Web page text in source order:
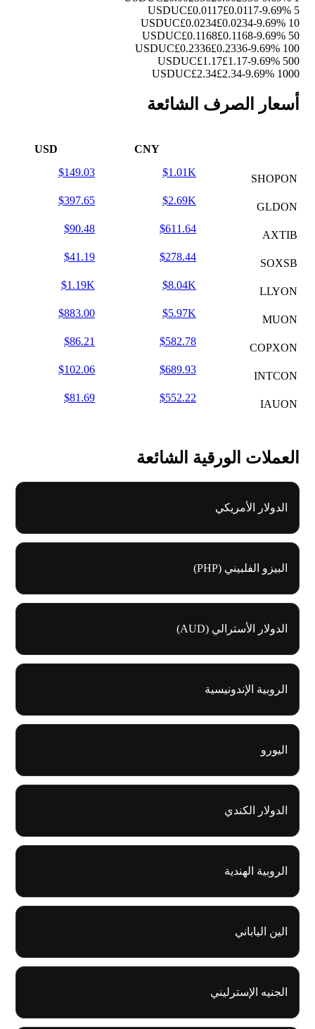
5 USDUC
£0.0117£0.0117-9.69%
10 USDUC
£0.0234£0.0234-9.69%
50 USDUC
£0.1168£0.1168-9.69%
100 USDUC
£0.2336£0.2336-9.69%
500 USDUC
£1.17£1.17-9.69%
1000 USDUC
£2.34£2.34-9.69%
أسعار الصرف الشائعة
CNY
USD
SHOPON
$1.01K
$149.03
GLDON
$2.69K
$397.65
AXTIB
$611.64
$90.48
SOXSB
$278.44
$41.19
LLYON
$8.04K
$1.19K
MUON
$5.97K
$883.00
COPXON
$582.78
$86.21
INTCON
$689.93
$102.06
IAUON
$552.22
$81.69
العملات الورقية الشائعة
الدولار الأمريكي
البيزو الفلبيني (PHP)
الدولار الأسترالي (AUD)
الروبية الإندونيسية
اليورو
الدولار الكندي
الروبية الهندية
الين الياباني
الجنيه الإسترليني